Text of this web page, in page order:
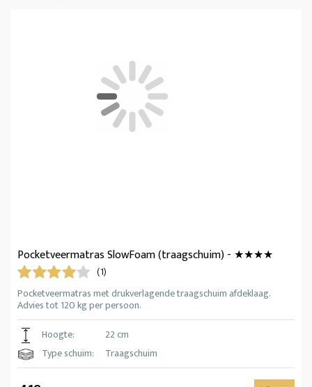
Pocketveermatras SlowFoam (traagschuim) - ★★★★
(1)
Pocketveermatras met drukverlagende traagschuim afdeklaag.
Advies tot 120 kg per persoon.
Hoogte:
22 cm
Type schuim:
Traagschuim